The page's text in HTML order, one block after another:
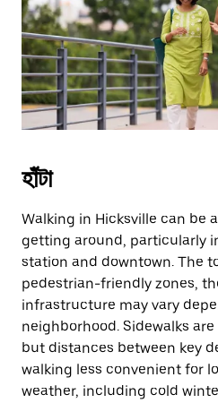
escape
button
to
close
the
calendar.
হাঁটা
Walking in Hicksville can be
getting around, particularly
station and downtown. The
pedestrian-friendly zones,
infrastructure may vary
neighborhood. Sidewalks
but distances between key
walking less convenient for
weather, including cold